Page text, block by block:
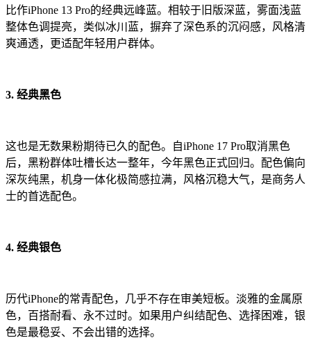
比作iPhone 13 Pro的经典远峰蓝。相较于旧版深蓝，雾面浅蓝
整体色调提亮，类似冰川蓝，摒弃了深色系的沉闷感，风格清
爽通透，更适配年轻用户群体。
3. 经典黑色
这也是无数果粉期待已久的配色。自iPhone 17 Pro取消黑色
后，黑粉群体吐槽长达一整年，今年黑色正式回归。配色偏向
深灰纯黑，机身一体化极简感拉满，风格沉稳大气，是商务人
士的首选配色。
4. 经典银色
历代iPhone的常青配色，几乎不存在审美短板。淡雅的金属原
色，百搭耐看、永不过时。如果用户纠结配色、选择困难，银
色是最稳妥、不会出错的选择。